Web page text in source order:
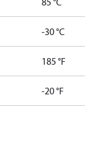
-30 °C
185 °F
-20 °F